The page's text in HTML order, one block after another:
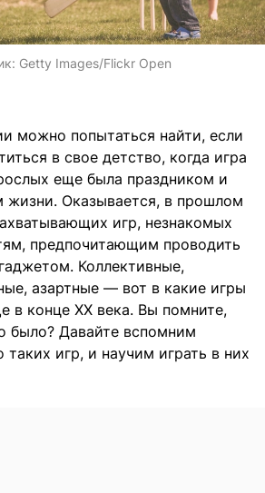
Getty Images/Flickr Open
можно попытаться найти, если
в свое детство, когда игра
еще была праздником и
жизни. Оказывается, в прошлом
игр, незнакомых
предпочитающим проводить
Коллективные,
азартные — вот в какие игры
в конце ХХ века. Вы помните,
было? Давайте вспомним
таких игр, и научим играть в них